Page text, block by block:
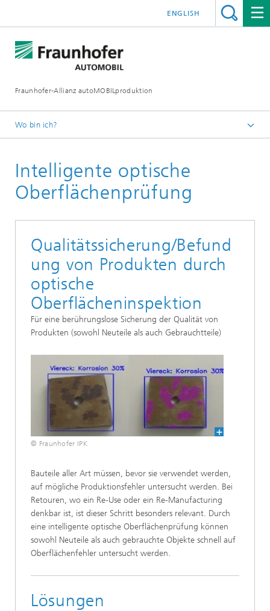
Fraunhofer-Allianz autoMOBILproduktion
ENGLISH
Wo bin ich?
Schwerpunkte
Transformation der Wertschöpfung
Intelligente optische
Oberflächenprüfung
Qualitätssicherung/Befund
ung von Produkten durch
optische
Oberflächeninspektion
Für eine berührungslose Sicherung der Qualität von
Produkten (sowohl Neuteile als auch Gebrauchtteile)
© Fraunhofer IPK
Bauteile aller Art müssen, bevor sie verwendet werden,
auf mögliche Produktionsfehler untersucht werden. Bei
Retouren, wo ein Re-Use oder ein Re-Manufacturing
denkbar ist, ist dieser Schritt besonders relevant. Durch
eine intelligente optische Oberflächenprüfung können
sowohl Neuteile als auch gebrauchte Objekte schnell auf
Oberflächenfehler untersucht werden.
Lösungen